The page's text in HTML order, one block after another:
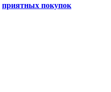
приятных покупок